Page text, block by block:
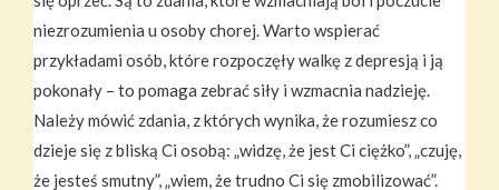
niezrozumienia u osoby chorej. Warto wspierać
przykładami osób, które rozpoczęły walkę z depresją i ją
pokonały – to pomaga zebrać siły i wzmacnia nadzieję.
Należy mówić zdania, z których wynika, że rozumiesz co
dzieje się z bliską Ci osobą: „widzę, że jest Ci ciężko”, „czuję,
że jesteś smutny”, „wiem, że trudno Ci się zmobilizować”.